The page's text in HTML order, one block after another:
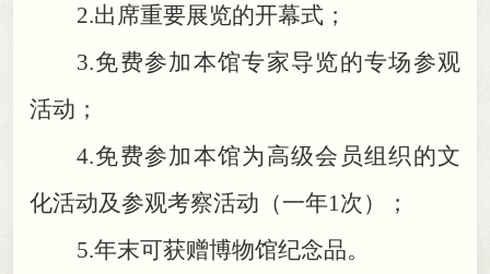
2.出席重要展览的开幕式 ；
3.免费参加本馆专家导览的专场参观
活动 ；
4.免费参加本馆为高级会员组织的文
化活动及参观考察活动（一年1次）
；
5.年末可获赠博物馆纪念品。